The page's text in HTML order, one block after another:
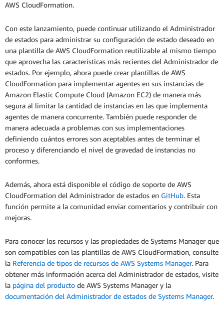
AWS CloudFormation.
Con este lanzamiento, puede continuar utilizando el Administrador
de estados para administrar su configuración de estado deseado en
una plantilla de AWS CloudFormation reutilizable al mismo tiempo
que aprovecha las características más recientes del Administrador de
estados. Por ejemplo, ahora puede crear plantillas de AWS
CloudFormation para implementar agentes en sus instancias de
Amazon Elastic Compute Cloud (Amazon EC2) de manera más
segura al limitar la cantidad de instancias en las que implementa
agentes de manera concurrente. También puede responder de
manera adecuada a problemas con sus implementaciones
definiendo cuántos errores son aceptables antes de terminar el
proceso y diferenciando el nivel de gravedad de instancias no
conformes.
Además, ahora está disponible el código de soporte de AWS
CloudFormation del Administrador de estados en GitHub. Esta
función permite a la comunidad enviar comentarios y contribuir con
mejoras.
Para conocer los recursos y las propiedades de Systems Manager que
son compatibles con las plantillas de AWS CloudFormation, consulte
la Referencia de tipos de recursos de AWS Systems Manager. Para
obtener más información acerca del Administrador de estados, visite
la página del producto de AWS Systems Manager y la
documentación del Administrador de estados de Systems Manager.